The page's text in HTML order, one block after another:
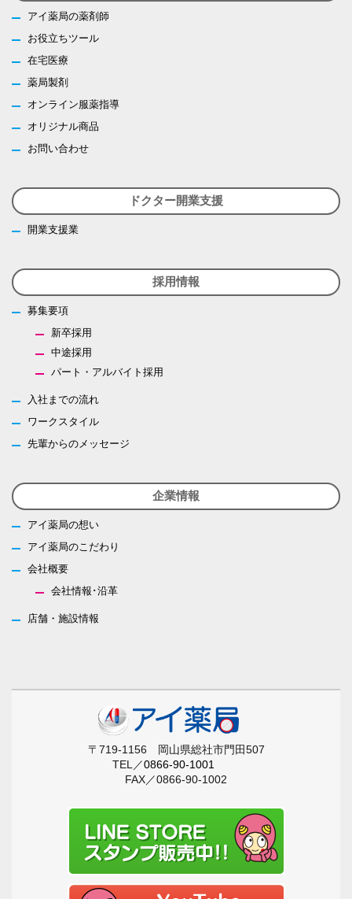
アイ薬局の薬剤師
お役立ちツール
在宅医療
薬局製剤
オンライン服薬指導
オリジナル商品
お問い合わせ
ドクター開業支援
開業支援業
採用情報
募集要項
新卒採用
中途採用
パート・アルバイト採用
入社までの流れ
ワークスタイル
先輩からのメッセージ
企業情報
アイ薬局の想い
アイ薬局のこだわり
会社概要
会社情報･沿革
店舗・施設情報
〒719-1156 岡山県総社市門田507
TEL／0866-90-1001
FAX／0866-90-1002